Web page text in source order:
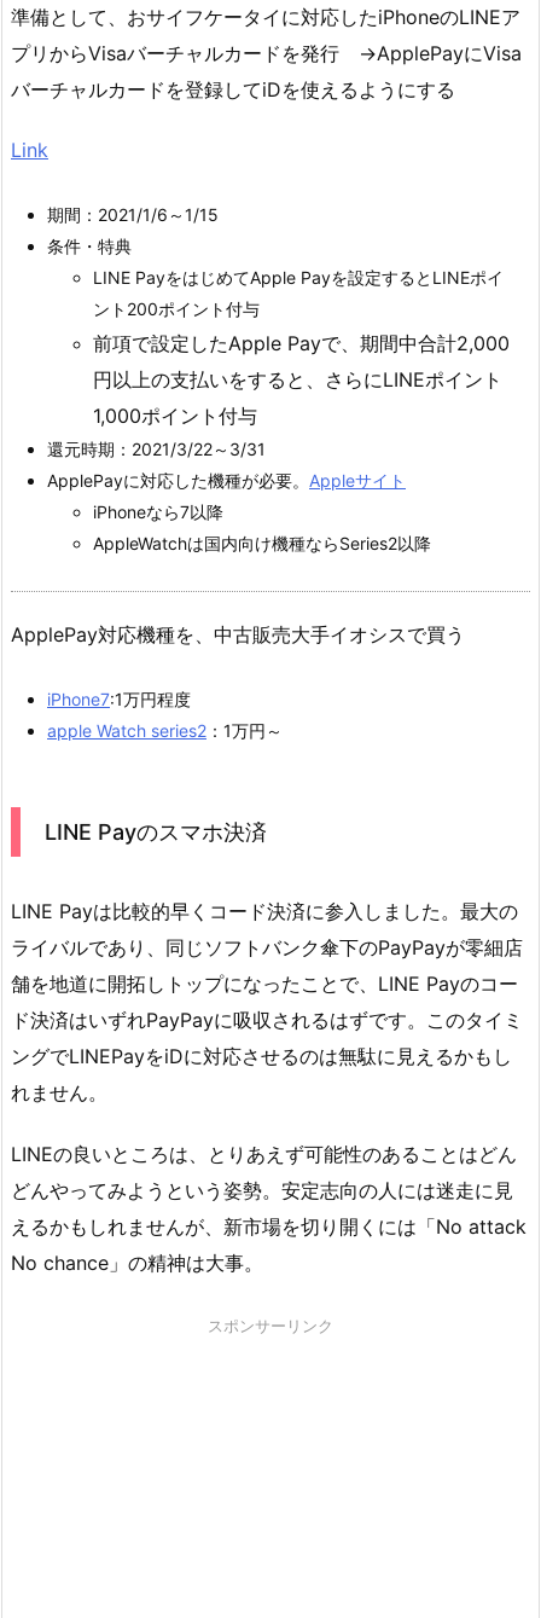
準備として、おサイフケータイに対応したiPhoneのLINEア
プリからVisaバーチャルカードを発行 →ApplePayにVisa
バーチャルカードを登録してiDを使えるようにする
Link
期間：2021/1/6～1/15
条件・特典
LINE PayをはじめてApple Payを設定するとLINEポイ
ント200ポイント付与
前項で設定したApple Payで、期間中合計2,000
円以上の支払いをすると、さらにLINEポイント
1,000ポイント付与
還元時期：2021/3/22～3/31
ApplePayに対応した機種が必要。 Appleサイト
iPhoneなら7以降
AppleWatchは国内向け機種ならSeries2以降
ApplePay対応機種を、中古販売大手イオシスで買う
iPhone7:1万円程度
apple Watch series2 ：1万円～
LINE Payのスマホ決済
LINE Payは比較的早くコード決済に参入しました。最大の
ライバルであり、同じソフトバンク傘下のPayPayが零細店
舗を地道に開拓しトップになったことで、LINE Payのコー
ド決済はいずれPayPayに吸収されるはずです。このタイミ
ングでLINEPayをiDに対応させるのは無駄に見えるかもし
れません。
LINEの良いところは、とりあえず可能性のあることはどん
どんやってみようという姿勢。安定志向の人には迷走に見
えるかもしれませんが、新市場を切り開くには「No attack
No chance」の精神は大事。
スポンサーリンク